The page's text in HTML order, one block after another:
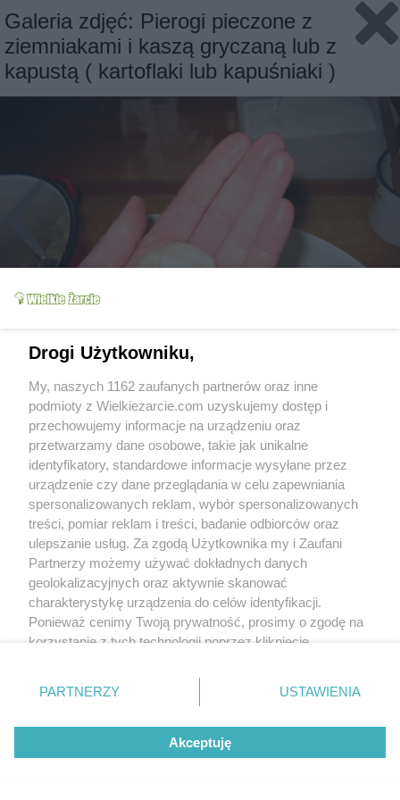
Galeria zdjęć: Pierogi pieczone z
ziemniakami i kaszą gryczaną lub z
kapustą ( kartoflaki lub kapuśniaki )
Slajd 9/9 Fot: janeczka669
Drogi Użytkowniku,
My, naszych 1162 zaufanych partnerów oraz inne
podmioty z Wielkiezarcie.com uzyskujemy dostęp i
przechowujemy informacje na urządzeniu oraz
przetwarzamy dane osobowe, takie jak unikalne
identyfikatory, standardowe informacje wysyłane przez
urządzenie czy dane przeglądania w celu zapewniania
spersonalizowanych reklam, wybór spersonalizowanych
treści, pomiar reklam i treści, badanie odbiorców oraz
ulepszanie usług. Za zgodą Użytkownika my i Zaufani
Partnerzy możemy używać dokładnych danych
geolokalizacyjnych oraz aktywnie skanować
charakterystykę urządzenia do celów identyfikacji.
Ponieważ cenimy Twoją prywatność, prosimy o zgodę na
korzystanie z tych technologii poprzez kliknięcie
zmienić/wycofać klikając przycisk ustawień prywatności
znajdujący się w lewym dolnym rogu strony
rodzaje przetwarzania danych nie wymagają zgody
użytkownika, ale masz prawo sprzeciwić się takiemu
przetwarzaniu. Preferencje będą miały zastosowania tylko
PARTNERZY USTAWIENIA
Akceptuję